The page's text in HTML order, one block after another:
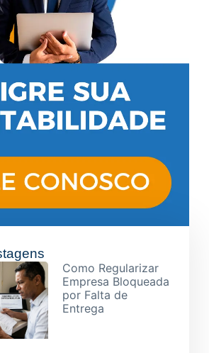
Como Regularizar
Empresa Bloqueada
por Falta de
Entrega